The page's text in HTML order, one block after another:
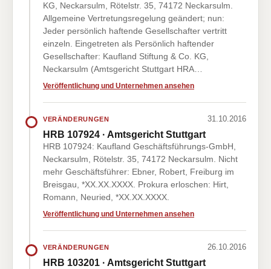
KG, Neckarsulm, Rötelstr. 35, 74172 Neckarsulm.
Allgemeine Vertretungsregelung geändert; nun:
Jeder persönlich haftende Gesellschafter vertritt
einzeln. Eingetreten als Persönlich haftender
Gesellschafter: Kaufland Stiftung & Co. KG,
Neckarsulm (Amtsgericht Stuttgart HRA…
Veröffentlichung und Unternehmen ansehen
VERÄNDERUNGEN 31.10.2016
HRB 107924 · Amtsgericht Stuttgart
HRB 107924: Kaufland Geschäftsführungs-GmbH,
Neckarsulm, Rötelstr. 35, 74172 Neckarsulm. Nicht
mehr Geschäftsführer: Ebner, Robert, Freiburg im
Breisgau, *XX.XX.XXXX. Prokura erloschen: Hirt,
Romann, Neuried, *XX.XX.XXXX.
Veröffentlichung und Unternehmen ansehen
VERÄNDERUNGEN 26.10.2016
HRB 103201 · Amtsgericht Stuttgart